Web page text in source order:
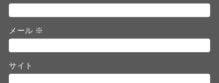
メール ※
サイト